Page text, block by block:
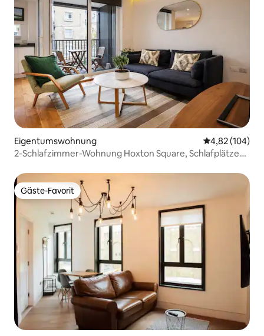
Eigentumswohnung
4,82 (104)
2-Schlafzimmer-Wohnung Hoxton Square, Schlafplätze
Gäste-Favorit
Gäste-Favorit